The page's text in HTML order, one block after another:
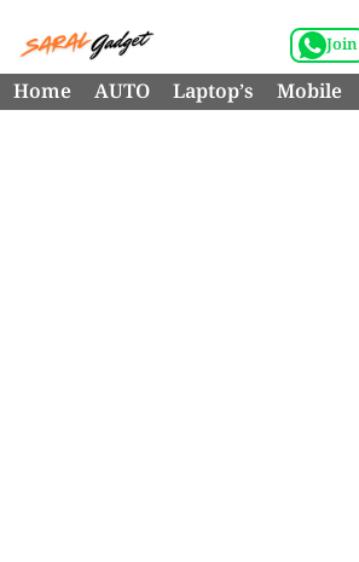
Skip
to
content
Join
Home AUTO Laptop’s Mobile